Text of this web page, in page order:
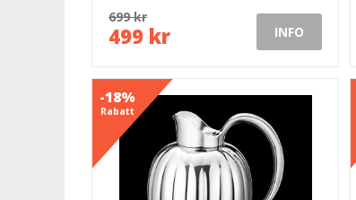
699 kr
499 kr INFO
-18%
Rabatt